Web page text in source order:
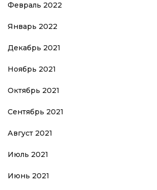
Февраль 2022
Январь 2022
Декабрь 2021
Ноябрь 2021
Октябрь 2021
Сентябрь 2021
Август 2021
Июль 2021
Июнь 2021